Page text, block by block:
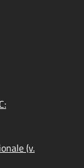
(v.